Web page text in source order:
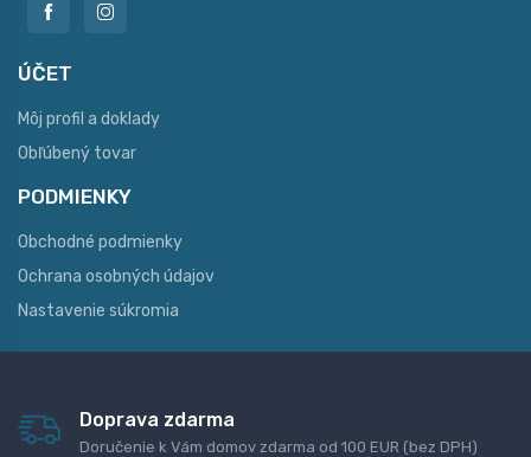
ÚČET
Môj profil a doklady
Obľúbený tovar
PODMIENKY
Obchodné podmienky
Ochrana osobných údajov
Nastavenie súkromia
Doprava zdarma
Doručenie k Vám domov zdarma od 100 EUR (bez DPH)